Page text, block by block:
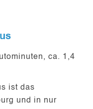
ca. 1,4
ist das
und in nur